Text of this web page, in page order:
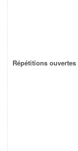
Répétitions ouvertes